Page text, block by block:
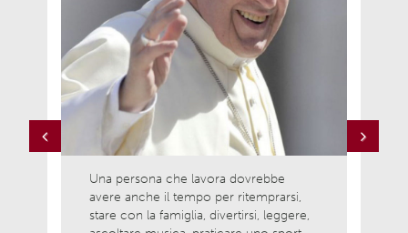
Una persona che lavora dovrebbe
avere anche il tempo per ritemprarsi,
stare con la famiglia, divertirsi, leggere,
Previous